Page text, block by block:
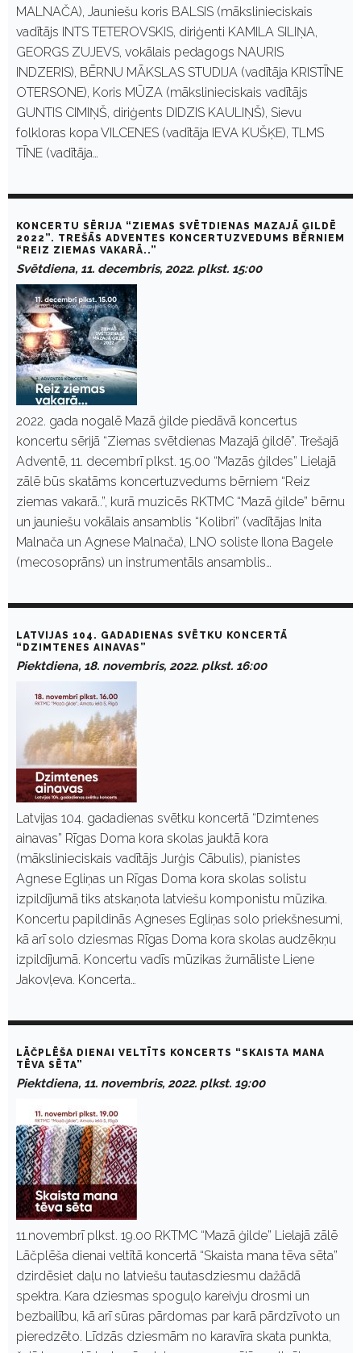
MALNAČA), Jauniešu koris BALSIS (mākslinieciskais
vadītājs INTS TETEROVSKIS, diriģenti KAMILA SILIŅA,
GEORGS ZUJEVS, vokālais pedagogs NAURIS
INDZERIS), BĒRNU MĀKSLAS STUDIJA (vadītāja KRISTĪNE
OTERSONE), Koris MŪZA (mākslinieciskais vadītājs
GUNTIS CIMIŅŠ, diriģents DIDZIS KAULIŅŠ), Sievu
folkloras kopa VILCENES (vadītāja IEVA KUŠĶE), TLMS
TĪNE (vadītāja…
KONCERTU SĒRIJA “ZIEMAS SVĒTDIENAS MAZAJĀ ĢILDĒ
2022”. TREŠĀS ADVENTES KONCERTUZVEDUMS BĒRNIEM
“REIZ ZIEMAS VAKARĀ..”
Svētdiena, 11. decembris, 2022. plkst. 15:00
2022. gada nogalē Mazā ģilde piedāvā koncertus
koncertu sērijā “Ziemas svētdienas Mazajā ģildē”. Trešajā
Adventē, 11. decembrī plkst. 15.00 “Mazās ģildes” Lielajā
zālē būs skatāms koncertuzvedums bērniem “Reiz
ziemas vakarā..”, kurā muzicēs RKTMC “Mazā ģilde” bērnu
un jauniešu vokālais ansamblis “Kolibri” (vadītājas Inita
Malnača un Agnese Malnača), LNO soliste Ilona Bagele
(mecosoprāns) un instrumentāls ansamblis…
LATVIJAS 104. GADADIENAS SVĒTKU KONCERTĀ
“DZIMTENES AINAVAS”
Piektdiena, 18. novembris, 2022. plkst. 16:00
Latvijas 104. gadadienas svētku koncertā “Dzimtenes
ainavas” Rīgas Doma kora skolas jauktā kora
(mākslinieciskais vadītājs Jurģis Cābulis), pianistes
Agnese Egliņas un Rīgas Doma kora skolas solistu
izpildījumā tiks atskaņota latviešu komponistu mūzika.
Koncertu papildinās Agneses Egliņas solo priekšnesumi,
kā arī solo dziesmas Rīgas Doma kora skolas audzēkņu
izpildījumā. Koncertu vadīs mūzikas žurnāliste Liene
Jakovļeva. Koncerta…
LĀČPLĒŠA DIENAI VELTĪTS KONCERTS “SKAISTA MANA
TĒVA SĒTA”
Piektdiena, 11. novembris, 2022. plkst. 19:00
11.novembrī plkst. 19.00 RKTMC “Mazā ģilde” Lielajā zālē
Lāčplēša dienai veltītā koncertā “Skaista mana tēva sēta”
dzirdēsiet daļu no latviešu tautasdziesmu dažādā
spektra. Kara dziesmas spoguļo kareivju drosmi un
bezbailību, kā arī sūras pārdomas par karā pārdzīvoto un
pieredzēto. Līdzās dziesmām no karavīra skata punkta,